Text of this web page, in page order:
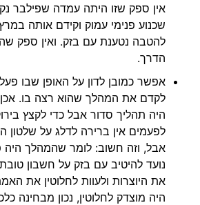
אין ספק שזו היתה עמדה שפילבר
שכנוע פנימי עמוק וקידם אותה
להטבה נטענת עם בזק. ואין ספק
הדרך.
אפשר כמובן לדון על האופן שבו פעל
לקדם את המהלך שהוא רצה בו.
היה תהליך סדור אבל כדי לקצץ
לפעמים אין ברירה לדלג על שלטון
אבל, וזה חשוב: לומר שהמהלך היה
נועד להיטיב עם בזק על חשבון
את היוצרות ולעוות לחלוטין את
היה מוצדק לחלוטין, נכון מבחינה